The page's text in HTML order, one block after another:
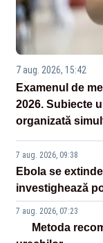
7 aug. 2026, 15:42
Examenul de
2026. Subiecte
organizată
7 aug. 2026, 09:38
Ebola se
investighează
7 aug. 2026, 07:23
Metoda